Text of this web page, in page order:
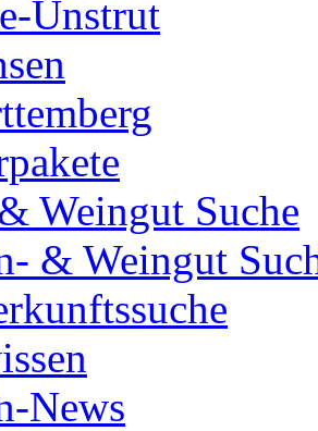
Unstrut
Weingut Suche
& Weingut
News